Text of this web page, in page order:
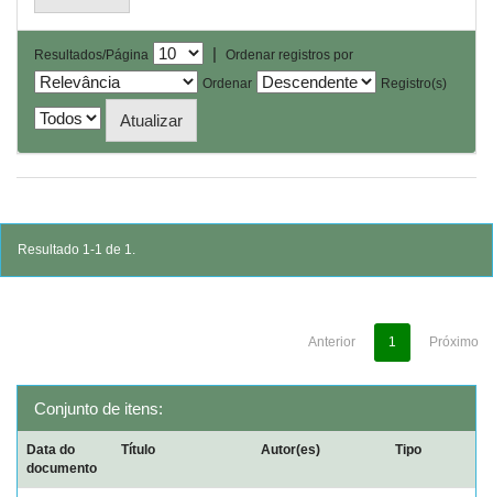
Resultados/Página |
Ordenar registros por
Ordenar
Registro(s)
Resultado 1-1 de 1.
Anterior 1 Próximo
Conjunto de itens:
Data do
documento
Título Autor(es) Tipo